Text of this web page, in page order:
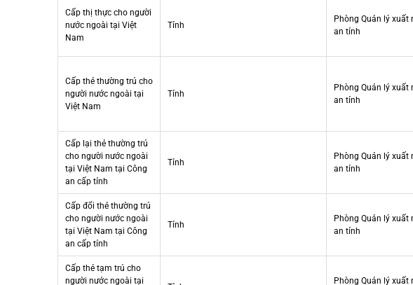
Cấp thị thực cho người
nước ngoài tại Việt
Nam
Tỉnh
Phòng Quản lý xuất
an tỉnh
Cấp thẻ thường trú cho
người nước ngoài tại
Việt Nam
Tỉnh
Phòng Quản lý xuất
an tỉnh
Cấp lại thẻ thường trú
cho người nước ngoài
tại Việt Nam tại Công
an cấp tỉnh
Tỉnh
Phòng Quản lý xuất
an tỉnh
Cấp đổi thẻ thường trú
cho người nước ngoài
tại Việt Nam tại Công
an cấp tỉnh
Tỉnh
Phòng Quản lý xuất
an tỉnh
Cấp thẻ tạm trú cho
người nước ngoài tại
Phòng Quản lý xuất